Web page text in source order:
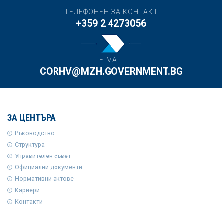
ТЕЛЕФОНЕН ЗА КОНТАКТ
+359 2 4273056
E-MAIL
CORHV@MZH.GOVERNMENT.BG
ЗА ЦЕНТЪРА
Ръководство
Структура
Управителен съвет
Официални документи
Нормативни актове
Кариери
Контакти